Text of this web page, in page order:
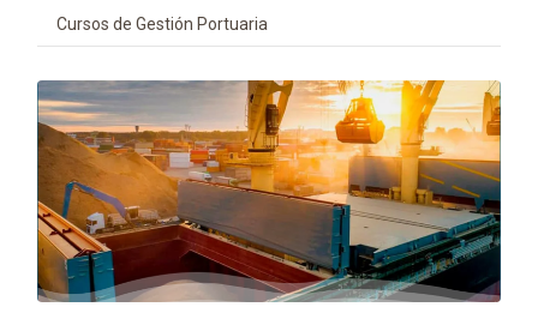
Categoría de cursos
Cursos de Gestión Portuaria